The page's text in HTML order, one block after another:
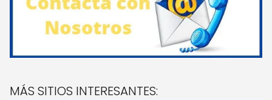
MÁS SITIOS INTERESANTES: